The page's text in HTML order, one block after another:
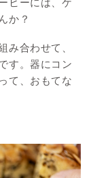
ヒーには、ケ
か？
み合わせて、
す。器にコン
て、おもてな